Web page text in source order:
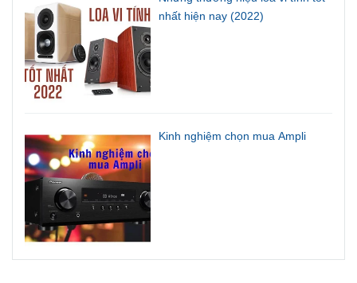
nhất hiện nay (2022)
Kinh nghiệm chọn mua Ampli